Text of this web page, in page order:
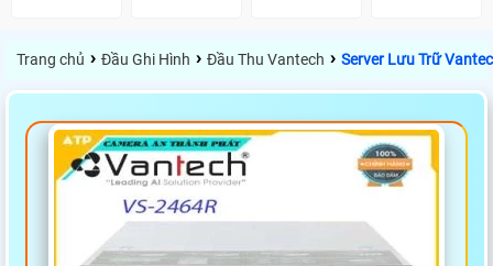
Trang chủ › Đầu Ghi Hình › Đầu Thu Vantech › Server Lưu Trữ